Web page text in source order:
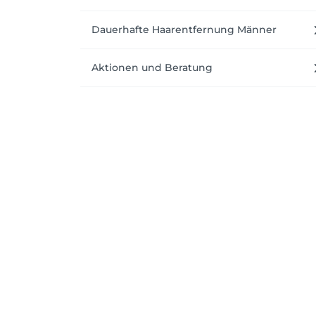
Die Buchung eines Termins erfolgt
Wir verstehen, dass unvorhergesehene
- Bis 72 Stunden vor dem Termin:
- Bis 24 Stunden vor dem Termin: Bei
- Bis 12 Stunden vor dem Termin: Bei
- Nicht erscheinen zum Termin: Bei
Dauerhafte Haarentfernung Männer
Aktionen und Beratung